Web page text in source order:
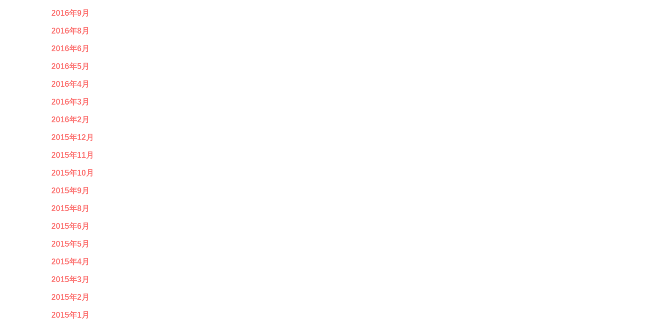
2016年9月
2016年8月
2016年6月
2016年5月
2016年4月
2016年3月
2016年2月
2015年12月
2015年11月
2015年10月
2015年9月
2015年8月
2015年6月
2015年5月
2015年4月
2015年3月
2015年2月
2015年1月